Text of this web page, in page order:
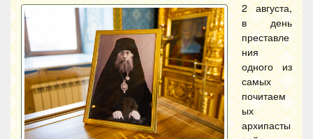
2 августа,
в день
преставле
ния
одного из
самых
почитаем
ых
архипасты